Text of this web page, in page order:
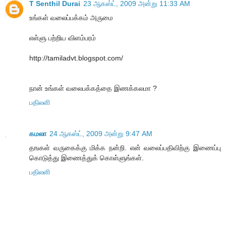
T Senthil Durai 23 ஆகஸ்ட், 2009 அன்று 11:33 AM
உங்கள் வலைப்பக்கம் அருமை
எள்ளு பற்றிய விளம்பரம்
http://tamiladvt.blogspot.com/
நான் உங்கள் வலைபக்கத்தை இணக்கலமா ?
பதிலளி
கமலா 24 ஆகஸ்ட், 2009 அன்று 9:47 AM
தஙகள் வருகைக்கு மிக்க நன்றி. என் வலைப்பதிவிற்கு இணைப்பு
கொடுத்து இணைத்துக் கொள்ளுங்கள்.
பதிலளி